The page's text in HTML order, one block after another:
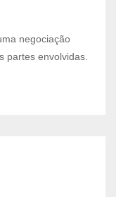
negociação
partes envolvidas.